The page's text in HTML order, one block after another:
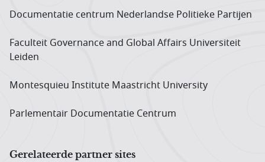
Documentatie centrum Neder­landse Politieke Partijen
Faculteit Governance and Global Affairs Universiteit
Leiden
Montesquieu Institute Maastricht University
Parlementair Documentatie Centrum
Gerelateerde partner sites